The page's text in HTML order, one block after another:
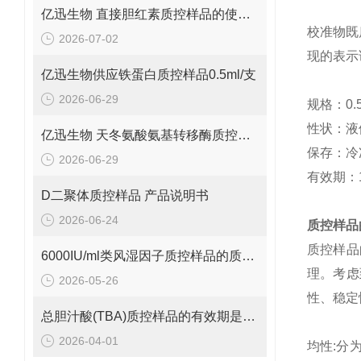
亿迅生物 直接胆红素质控样品的使用方法
2026-07-02
亿迅生物供应铁蛋白质控样品0.5ml/支
2026-06-29
亿迅生物 天冬氨酸氨基转移酶质控样品的质控靶值是多少呢？
2026-06-29
D二聚体质控样品 产品说明书
2026-06-24
6000IU/ml类风湿因子质控样品的质控范围是多少呢？
2026-05-26
总胆汁酸(TBA)质控样品的有效期是多久呢？
2026-04-01
校准物
现的表
规格：
性状：液
保存：
有效期：
质控样
质控样
理。考
性、稳
均性:分